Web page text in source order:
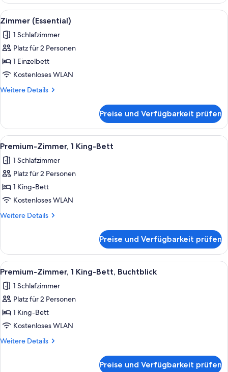
Schlafzimmer
Alle
Fotos
für
Zimmer
(Essential)
anzeigen
Ein Plattenspieler mit Schallplatte,
5
Zimmer (Essential)
1 Schlafzimmer
Platz für 2 Personen
1 Einzelbett
Kostenloses WLAN
Weitere Details
Weitere
(Essential)
Preise und Verfügbarkeit prüfen
Alle
Fotos
für
Premium-
Zimmer,
1 King-
Bett
Ein roter Sessel mit weißem Kissen,
12
Premium-Zimmer, 1 King-Bett
1 Schlafzimmer
Platz für 2 Personen
1 King-Bett
Kostenloses WLAN
Weitere Details
Weitere
Zimmer,
1 King-
Bett
Preise und Verfügbarkeit prüfen
Alle
Fotos
für
Premium-
Zimmer,
1 King-
Bett,
Ein roter Sessel mit weißem Kissen,
13
Premium-Zimmer, 1 King-Bett, Buchtblick
1 Schlafzimmer
Platz für 2 Personen
1 King-Bett
Kostenloses WLAN
Weitere Details
Weitere
Preise und Verfügbarkeit prüfen